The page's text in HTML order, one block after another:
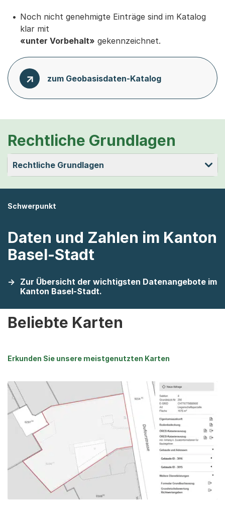
Noch nicht genehmigte Einträge sind im Katalog
klar mit
«unter Vorbehalt» gekennzeichnet.
zum Geobasisdaten-Katalog
Rechtliche Grundlagen
Rechtliche Grundlagen
Schwerpunkt
Daten und Zahlen im Kanton
Basel-Stadt
Zur Übersicht der wichtigsten Datenangebote im
Kanton Basel-Stadt.
Beliebte Karten
Erkunden Sie unsere meistgenutzten Karten